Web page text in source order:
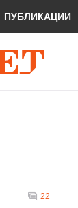
ПУБЛИКАЦИИ
22